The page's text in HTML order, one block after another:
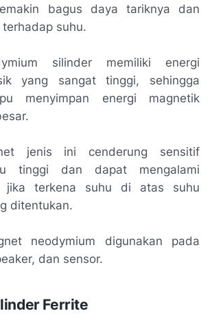
bagus daya tariknya dan
suhu.
silinder memiliki energi
yang sangat tinggi, sehingga
menyimpan energi magnetik
jenis ini cenderung sensitif
tinggi dan dapat mengalami
jika terkena suhu di atas suhu
ditentukan.
neodymium digunakan pada
dan sensor.
Ferrite